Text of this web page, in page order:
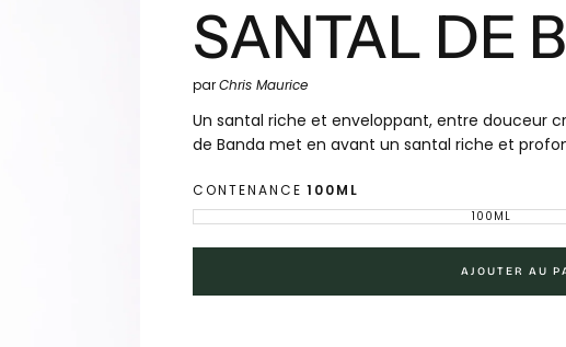
SANTAL DE
parChris Maurice
Un santal riche et enveloppant, entre douceur
de Banda met en avant un santal riche et
CONTENANCE 100ML
100MLVARIANTE
AJOUTER AU